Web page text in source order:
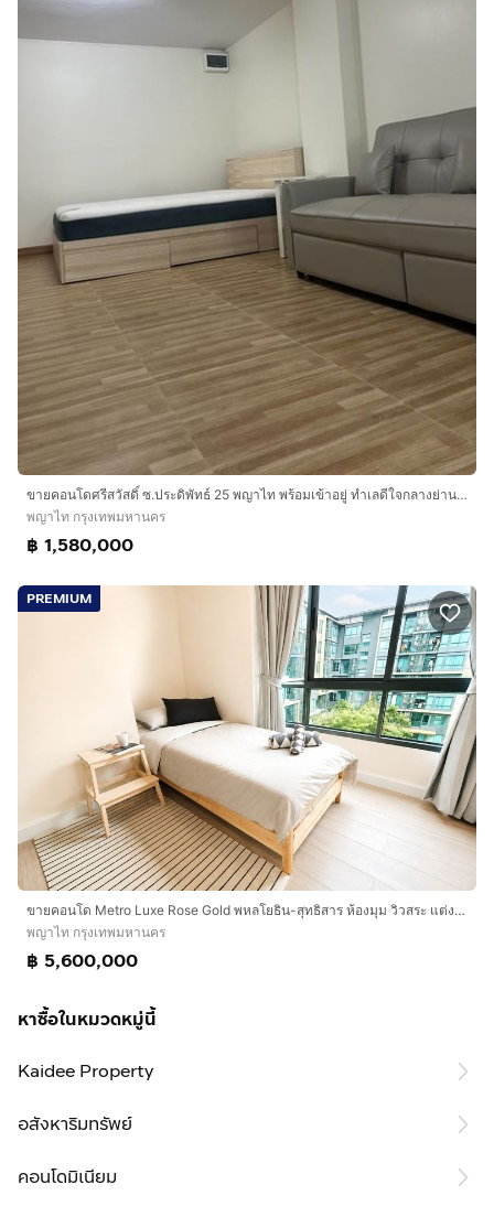
ขายคอนโดศรีสวัสดิ์ ซ.ประดิพัทธ์ 25 พญาไท พร้อมเข้าอยู่ ทำเลดีใจกลางย่านธุรกิจ ใกล้ BTS สะพานควาย
พญาไท กรุงเทพมหานคร
฿ 1,580,000
PREMIUM
ขายคอนโด Metro Luxe Rose Gold พหลโยธิน-สุทธิสาร ห้องมุม วิวสระ แต่งครบ พร้อมอยู่ ใกล้ BTS สะพานควาย
พญาไท กรุงเทพมหานคร
฿ 5,600,000
หาซื้อในหมวดหมู่นี้
Kaidee Property
อสังหาริมทรัพย์
คอนโดมิเนียม